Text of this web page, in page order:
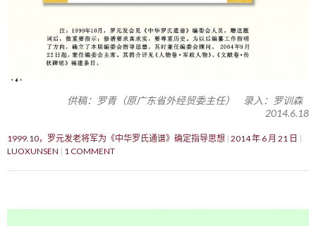
供稿：罗青（原广东省外经贸委主任） 录入：罗训森
2014.6.18
1999.10，罗元发老将军为《中华罗氏通谱》确定指导思想 2014 年 6 月 21 日
LUOXUNSEN
1 COMMENT